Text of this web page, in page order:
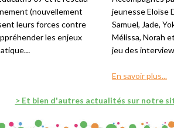
(nouvellement
leurs forces contre
les enjeux
jeunesse Eloïse
Samuel, Jade,
Mélissa, Norah
jeu des
En savoir plus...
> Et bien d'autres actualités sur notre